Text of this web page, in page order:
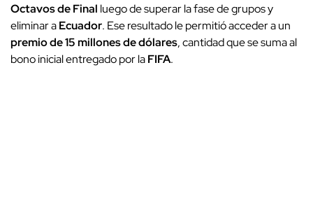
Octavos de Final luego de superar la fase de grupos y
eliminar aEcuador. Ese resultado le permitió acceder a un
premio de 15 millones de dólares, cantidad que se suma al
bono inicial entregado por laFIFA.